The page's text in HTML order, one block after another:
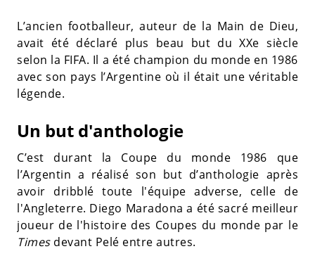
L’ancien footballeur, auteur de la Main de Dieu,
avait été déclaré plus beau but du XXe siècle
selon la FIFA. Il a été champion du monde en 1986
avec son pays l’Argentine où il était une véritable
légende.
Un but d'anthologie
C’est durant la Coupe du monde 1986 que
l’Argentin a réalisé son but d’anthologie après
avoir dribblé toute l'équipe adverse, celle de
l'Angleterre. Diego Maradona a été sacré meilleur
joueur de l'histoire des Coupes du monde par le
Timesdevant Pelé entre autres.